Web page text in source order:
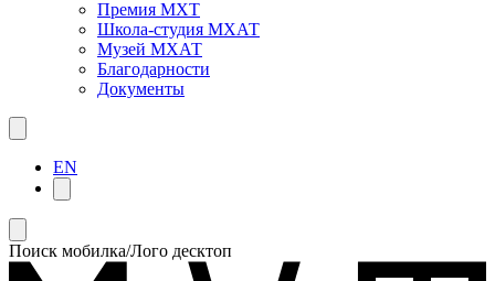
Премия МХТ
Школа-студия МХАТ
Музей МХАТ
Благодарности
Документы
EN
Поиск мобилка/Лого десктоп